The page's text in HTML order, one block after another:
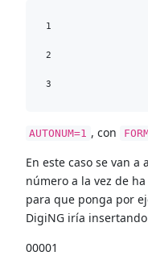
1
2
AUTONUM=1 , con
En este caso se van
número a la vez de
para que ponga por
DigiNG iría
00001